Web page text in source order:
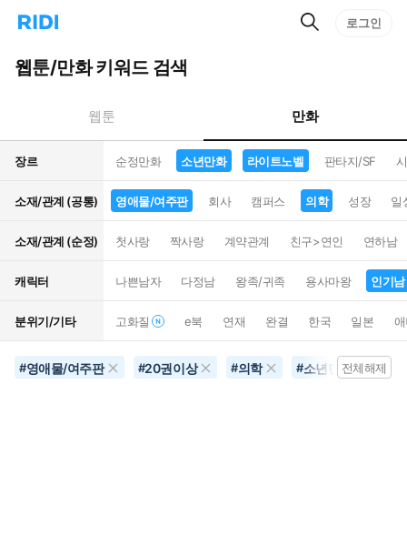
리
홈
으
턴
트
검
로그인
웹툰/만화 키워드 검색
웹툰 만화
장르 순정만화 소년만화 라이트노벨 판타지/SF
소재/관계 (공통) 영애물/여주판 회사 캠퍼스 의학 성장 일
소재/관계 (순정) 첫사랑 짝사랑 계약관계 친구>연인 연하남
캐릭터 나쁜남자 다정남 왕족/귀족 용사마왕 인기남
분위기/기타 고화질 e북 연재 완결 한국 일본
#영애물/여주판 #20권이상 #의학 #소년만화전체해제